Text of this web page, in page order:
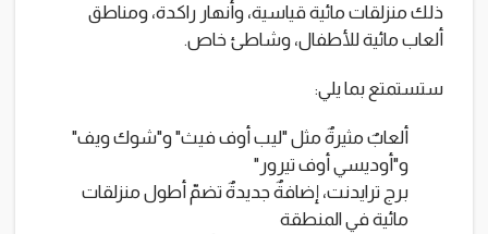
ذلك منزلقات مائية قياسية، وأنهار راكدة، ومناطق
ألعاب مائية للأطفال، وشاطئ خاص.
ستستمتع بما يلي:
ألعابٌ مثيرةٌ مثل "ليب أوف فيث" و"شوك ويف"
و"أوديسي أوف تيرور"
برج ترايدنت، إضافةٌ جديدةٌ تضمّ أطول منزلقات
مائية في المنطقة